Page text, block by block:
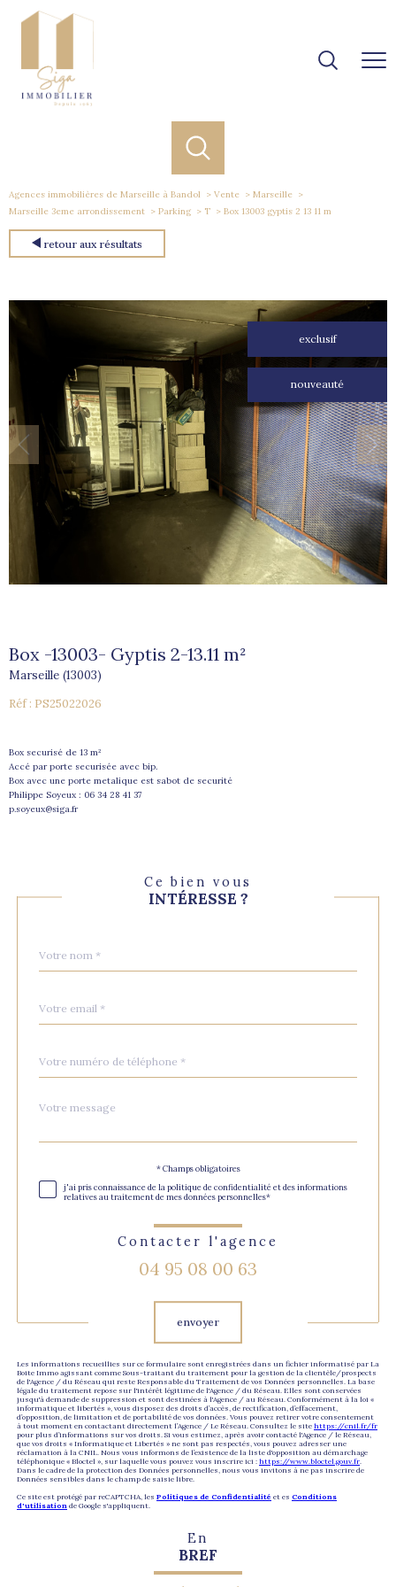
Agences immobilières de Marseille à Bandol Vente
Marseille
Marseille 3eme arrondissement
Parking T Box 13003 gyptis 2 13 11 m
retour aux résultats
exclusif
nouveauté
Box -13003- Gyptis 2-13.11 m²
Marseille (13003)
Réf : PS25022026
Box securisé de 13 m²
Accé par porte securisée avec bip.
Box avec une porte metalique est sabot de securité
Philippe Soyeux : 06 34 28 41 37
p.soyeux@siga.fr
Ce bien vous
INTÉRESSE ?
par
*
*
*
Fieldset
Message
*
* Champs obligatoires
j'ai pris connaissance de la politique de confidentialité et des informations
relatives au traitement de mes données personnelles*
Contacter l'agence
04 95 08 00 63
envoyer
Les informations recueillies sur ce formulaire sont enregistrées dans un fichier informatisé par La
Boite Immo agissant comme Sous-traitant du traitement pour la gestion de la clientèle/prospects
de l'Agence / du Réseau qui reste Responsable du Traitement de vos Données personnelles. La base
légale du traitement repose sur l'intérêt légitime de l'Agence / du Réseau. Elles sont conservées
jusqu'à demande de suppression et sont destinées à l'Agence / au Réseau. Conformément à la loi «
informatique et libertés », vous disposez des droits d’accès, de rectification, d’effacement,
d’opposition, de limitation et de portabilité de vos données. Vous pouvez retirer votre consentement
à tout moment en contactant directement l’Agence / Le Réseau. Consultez le site https://cnil.fr/fr
pour plus d’informations sur vos droits. Si vous estimez, après avoir contacté l'Agence / le Réseau,
que vos droits « Informatique et Libertés » ne sont pas respectés, vous pouvez adresser une
réclamation à la CNIL. Nous vous informons de l’existence de la liste d'opposition au démarchage
téléphonique « Bloctel », sur laquelle vous pouvez vous inscrire ici : https://www.bloctel.gouv.fr.
Dans le cadre de la protection des Données personnelles, nous vous invitons à ne pas inscrire de
Données sensibles dans le champ de saisie libre.
Ce site est protégé par reCAPTCHA, les Politiques de Confidentialité et es Conditions
d'utilisation de Google s'appliquent.
En
BREF